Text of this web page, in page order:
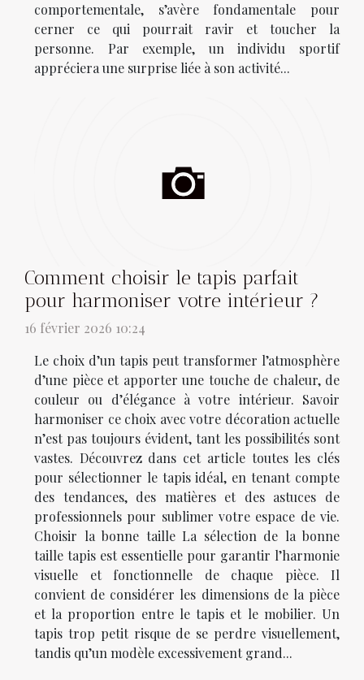
comportementale, s’avère fondamentale pour
cerner ce qui pourrait ravir et toucher la
personne. Par exemple, un individu sportif
appréciera une surprise liée à son activité...
Comment choisir le tapis parfait
pour harmoniser votre intérieur ?
16 février 2026 10:24
Le choix d’un tapis peut transformer l’atmosphère
d’une pièce et apporter une touche de chaleur, de
couleur ou d’élégance à votre intérieur. Savoir
harmoniser ce choix avec votre décoration actuelle
n’est pas toujours évident, tant les possibilités sont
vastes. Découvrez dans cet article toutes les clés
pour sélectionner le tapis idéal, en tenant compte
des tendances, des matières et des astuces de
professionnels pour sublimer votre espace de vie.
Choisir la bonne taille La sélection de la bonne
taille tapis est essentielle pour garantir l’harmonie
visuelle et fonctionnelle de chaque pièce. Il
convient de considérer les dimensions de la pièce
et la proportion entre le tapis et le mobilier. Un
tapis trop petit risque de se perdre visuellement,
tandis qu’un modèle excessivement grand...